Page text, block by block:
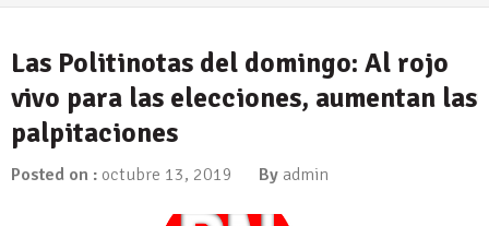
Las Politinotas del domingo: Al rojo
vivo para las elecciones, aumentan las
palpitaciones
Posted on : octubre 13, 2019 By admin